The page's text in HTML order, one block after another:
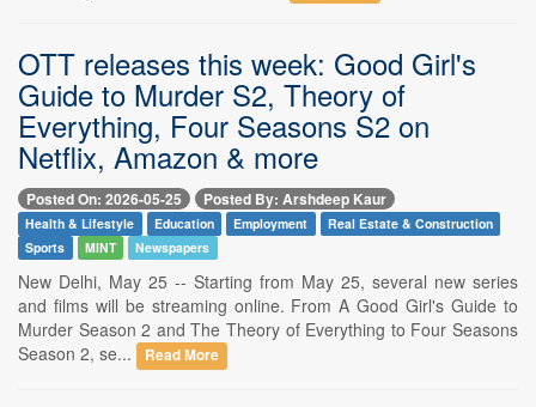
OTT releases this week: Good Girl's
Guide to Murder S2, Theory of
Everything, Four Seasons S2 on
Netflix, Amazon & more
Posted On: 2026-05-25 Posted By: Arshdeep Kaur
Health & Lifestyle Education Employment
Real Estate & Construction
Sports
MINT Newspapers
New Delhi, May 25 -- Starting from May 25, several new series
and films will be streaming online. From A Good Girl's Guide to
Murder Season 2 and The Theory of Everything to Four Seasons
Season 2, se...
Read More